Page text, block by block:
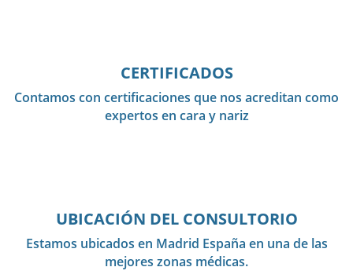
CERTIFICADOS
Contamos con certificaciones que nos acreditan como
expertos en cara y nariz
UBICACIÓN DEL CONSULTORIO
Estamos ubicados en Madrid España en una de las
mejores zonas médicas.